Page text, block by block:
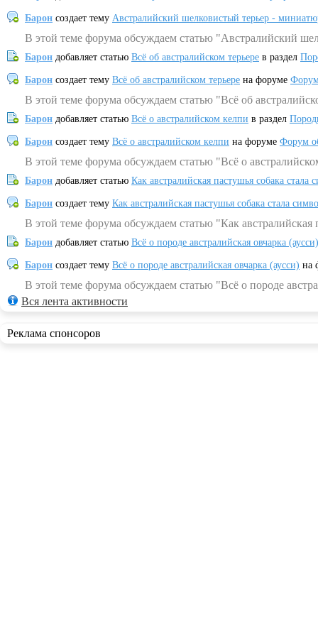
Барон создает тему Австралийский шелковистый терьер -
В этой теме форума обсуждаем статью "Австралийский
Барон добавляет статью Всё об австралийском терьере в раздел
Барон создает тему Всё об австралийском терьере на форуме
В этой теме форума обсуждаем статью "Всё об
Барон добавляет статью Всё о австралийском келпи в раздел
Барон создает тему Всё о австралийском келпи на форуме Форум
В этой теме форума обсуждаем статью "Всё о
Барон добавляет статью Как австралийская пастушья собака
Барон создает тему Как австралийская пастушья собака стала
В этой теме форума обсуждаем статью "Как
Барон добавляет статью Всё о породе австралийская овчарка (аусси)
Барон создает тему Всё о породе австралийская овчарка (аусси) на
В этой теме форума обсуждаем статью "Всё о породе
Вся лента активности
Реклама спонсоров